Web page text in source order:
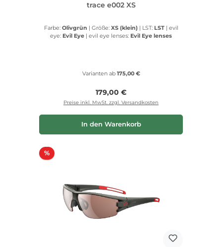
trace e002 XS
Farbe: Olivgrün | Größe: XS (klein) | LST: LST |
eye: Evil Eye | evil eye lenses: Evil Eye lenses
Varianten ab175,00 €
Regulärer Preis:
179,00 €
Preise inkl. MwSt. zzgl. Versandkosten
In den Warenkorb
%Rabatt